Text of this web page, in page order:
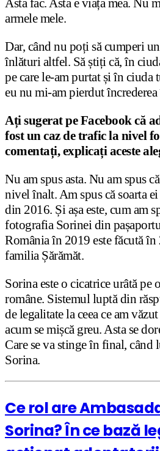
armele mele.
Dar, când nu poți să cumperi
înlături altfel. Să știți că, în
pe care le-am purtat și în ciuda
eu nu mi-am pierdut
Ați sugerat pe Facebook că
fost un caz de trafic la nivel
comentați, explicați aceste
Nu am spus asta. Nu am spus
nivel înalt. Am spus că soarta
din 2016. Și așa este, cum am
fotografia Sorinei din
România în 2019 este făcută în
familia Șărămăt.
Sorina este o cicatrice urâtă pe
române. Sistemul luptă din
de legalitate la ceea ce am
acum se mișcă greu. Asta se
Care se va stinge în final, când
Sorina.
Ce rol are
Sorina? În ce bază